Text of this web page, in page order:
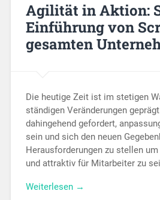
Agilität in Aktion:
Einführung von
gesamten
Die heutige Zeit ist im stetigen
ständigen Veränderungen
dahingehend gefordert,
sein und sich den neuen
Herausforderungen zu stellen
und attraktiv für Mitarbeiter zu
Weiterlesen →